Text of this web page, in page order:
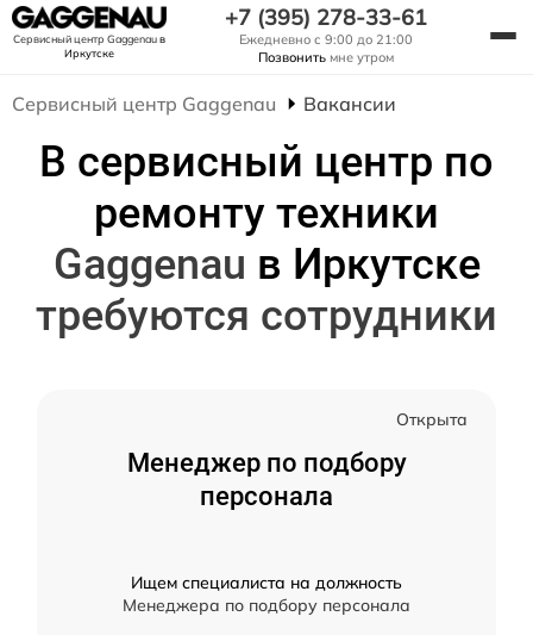
Сервисный центр Gaggenauв
Иркутске
+7 (395) 278-33-61
Ежедневно с 9:00 до 21:00
Позвонить мне утром
Сервисный центр Gaggenau Вакансии
В сервисный центр по
ремонту техники
Gaggenau в Иркутске
требуются сотрудники
Открыта
Менеджер по подбору
персонала
Ищем специалиста на должность
Менеджера по подбору персонала